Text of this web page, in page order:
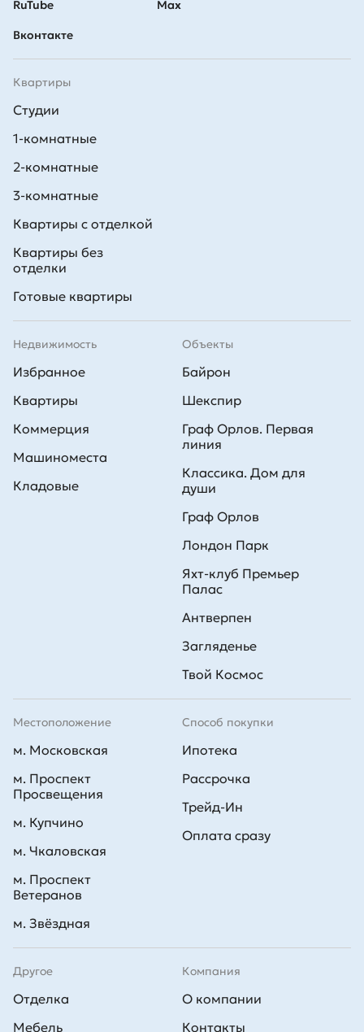
RuTube
Вконтакте
Max
Квартиры
Студии
1-комнатные
2-комнатные
3-комнатные
Квартиры с отделкой
Квартиры без
отделки
Готовые квартиры
Недвижимость
Избранное
Квартиры
Коммерция
Машиноместа
Кладовые
Способ покупки
Ипотека
Рассрочка
Трейд-Ин
Оплата сразу
Объекты
Байрон
Шекспир
Граф Орлов. Первая
линия
Классика. Дом для
души
Граф Орлов
Лондон Парк
Яхт-клуб Премьер
Палас
Антверпен
Загляденье
Твой Космос
Другое
Отделка
Мебель
Компания
О компании
Контакты
Местоположение
м. Московская
м. Проспект
Просвещения
м. Купчино
м. Чкаловская
м. Проспект
Ветеранов
м. Звёздная